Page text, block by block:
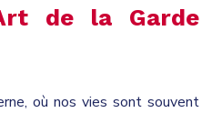
de la Garde
où nos vies sont souvent